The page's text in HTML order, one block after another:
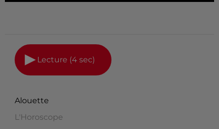
Lecture (4 sec)
Alouette
L'Horoscope